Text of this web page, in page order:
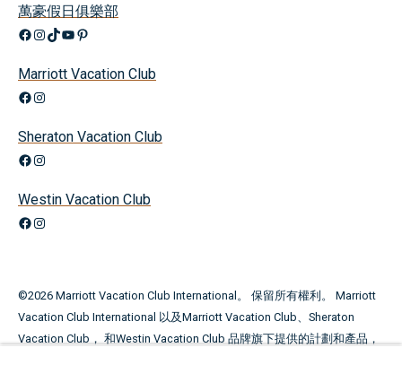
萬豪假日俱樂部
Facebook
Instagram
TikTok
YouTube
興趣
Marriott Vacation Club
Facebook
Instagram
Sheraton Vacation Club
Facebook
Instagram
Westin Vacation Club
Facebook
Instagram
©2026 Marriott Vacation Club International。 保留所有權利。 Marriott
Vacation Club International 以及Marriott Vacation Club、Sheraton
Vacation Club， 和Westin Vacation Club 品牌旗下提供的計劃和產品，